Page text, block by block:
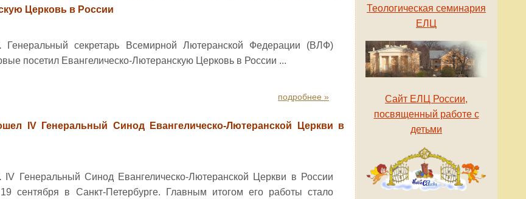
Церковь в России
Генеральный секретарь Всемирной Лютеранской Федерации (ВЛФ)
посетил Евангелическо-Лютеранскую Церковь в России ...
подробнее »
IV Генеральный Синод Евангелическо-Лютеранской Церкви в
IV Генеральный Синод Евангелическо-Лютеранской Церкви в России
сентября в Санкт-Петербурге. Главным итогом его работы стало
Теологическая семинария
ЕЛЦ
Сайт ЕЛЦ России,
посвященный работе с
детьми